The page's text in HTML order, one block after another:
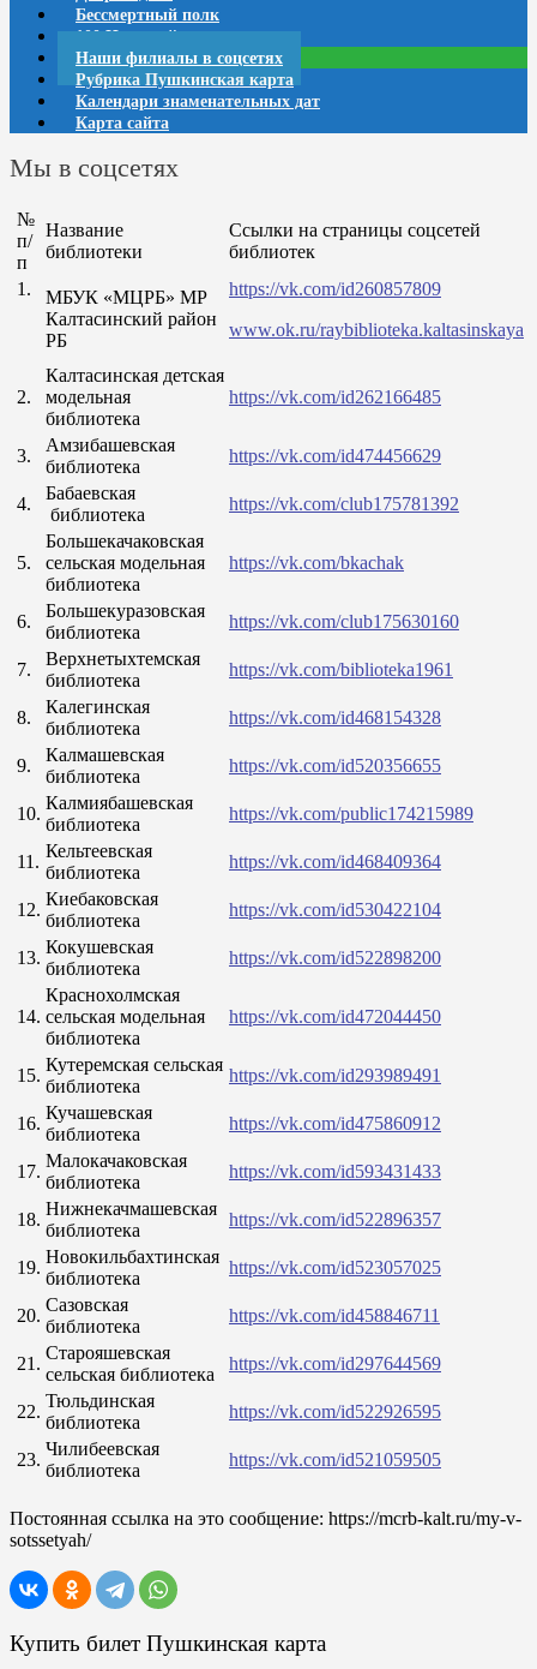
Бессмертный полк
100 Новостей
Наши филиалы в соцсетях
Рубрика Пушкинская карта
Календари знаменательных дат
Карта сайта
Мы в соцсетях
№
п/
п
Название
библиотеки
Ссылки на страницы соцсетей
библиотек
1.
МБУК «МЦРБ» МР
Калтасинский район
РБ
https://vk.com/id260857809
www.ok.ru/raybiblioteka.kaltasinskaya
2.
Калтасинская детская
модельная
библиотека
https://vk.com/id262166485
3.
Амзибашевская
библиотека
https://vk.com/id474456629
4.
Бабаевская
библиотека
https://vk.com/club175781392
5.
Большекачаковская
сельская модельная
библиотека
https://vk.com/bkachak
6.
Большекуразовская
библиотека
https://vk.com/club175630160
7.
Верхнетыхтемская
библиотека
https://vk.com/biblioteka1961
8.
Калегинская
библиотека
https://vk.com/id468154328
9.
Калмашевская
библиотека
https://vk.com/id520356655
10.
Калмиябашевская
библиотека
https://vk.com/public174215989
11.
Кельтеевская
библиотека
https://vk.com/id468409364
12.
Киебаковская
библиотека
https://vk.com/id530422104
13.
Кокушевская
библиотека
https://vk.com/id522898200
14.
Краснохолмская
сельская модельная
библиотека
https://vk.com/id472044450
15.
Кутеремская сельская
библиотека
https://vk.com/id293989491
16.
Кучашевская
библиотека
https://vk.com/id475860912
17.
Малокачаковская
библиотека
https://vk.com/id593431433
18.
Нижнекачмашевская
библиотека
https://vk.com/id522896357
19.
Новокильбахтинская
библиотека
https://vk.com/id523057025
20.
Сазовская
библиотека
https://vk.com/id458846711
21.
Старояшевская
сельская библиотека
https://vk.com/id297644569
22.
Тюльдинская
библиотека
https://vk.com/id522926595
23.
Чилибеевская
библиотека
https://vk.com/id521059505
Постоянная ссылка на это сообщение: https://mcrb-kalt.ru/my-v-
sotssetyah/
Купить билет Пушкинская карта